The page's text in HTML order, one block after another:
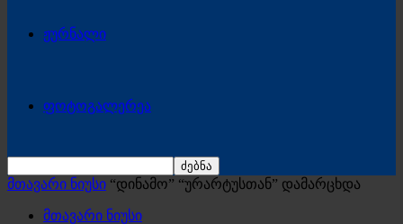
ჟურნალი
ფოტოგალერეა
მთავარი ნიუსი “დინამო” “ურარტუსთან” დამარცხდა
მთავარი ნიუსი